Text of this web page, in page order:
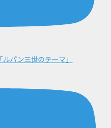
パン三世のテーマ」